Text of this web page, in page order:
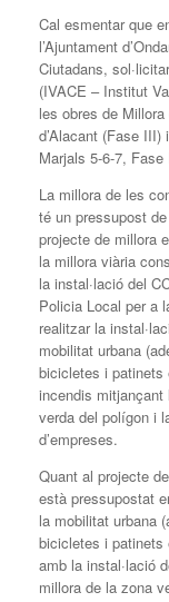
Cal esmentar que
l’Ajuntament
Ciutadans,
(IVACE – Institut
les obres de
d’Alacant (Fase
Marjals 5-6-7, Fase
La millora de les
té un pressupost
projecte de millora
la millora viària
la instal·lació del
Policia Local per a
realitzar la
mobilitat urbana
bicicletes i patinets
incendis mitjançant
verda del polígon i
d’empreses.
Quant al projecte
està pressupostat
la mobilitat urbana
bicicletes i patinets
amb la instal·lació
millora de la zona